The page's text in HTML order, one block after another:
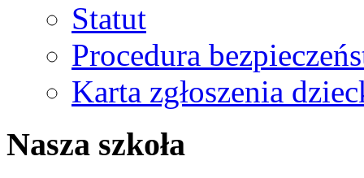
Statut
Procedura
Karta zgłoszenia
Nasza szkoła